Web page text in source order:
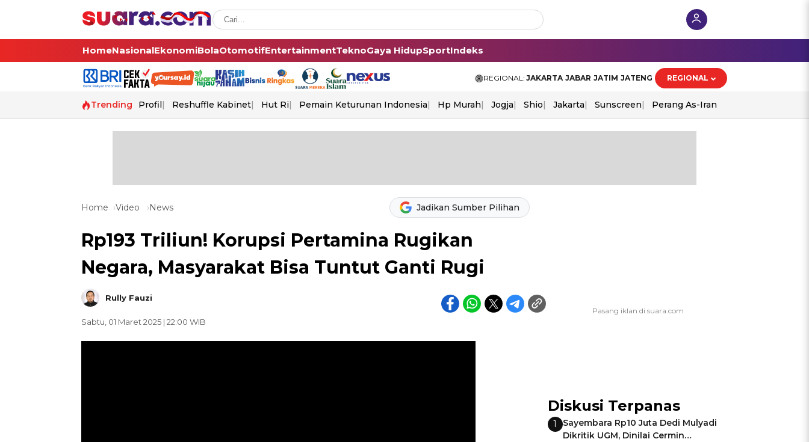
HomeNasionalEkonomiBolaOtomotifEntertainmentTeknoGaya HidupSportIndeks
REGIONAL: JAKARTA JABAR JATIM JATENG REGIONAL
Trending Profil Reshuffle Kabinet Hut Ri Pemain Keturunan Indonesia Hp Murah Jogja Shio Jakarta Sunscreen Perang As-Iran
Home Video News Jadikan Sumber Pilihan
Rp193 Triliun! Korupsi Pertamina Rugikan
Negara, Masyarakat Bisa Tuntut Ganti Rugi
Rully Fauzi
Sabtu, 01 Maret 2025 | 22:00 WIB
Diskusi Terpanas
1
Sayembara Rp10 Juta Dedi Mulyadi
Dikritik UGM, Dinilai Cermin